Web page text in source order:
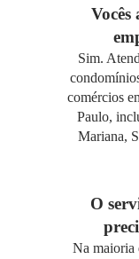
Vocês
Sim.
comércios
Paulo,
Mariana,
O
Na maioria